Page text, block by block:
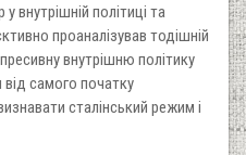
внутрішній політиці та
проаналізував тодішній
внутрішню політику
від самого початку
сталінський режим і